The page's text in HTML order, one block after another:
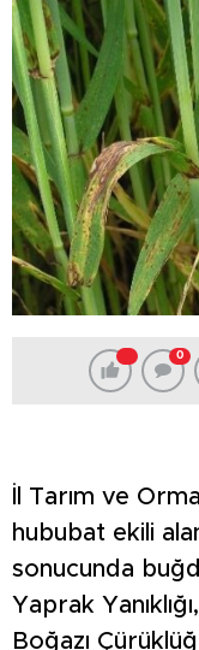
0
İl Tarım ve
hububat ekili
sonucunda
Yaprak
Boğazı